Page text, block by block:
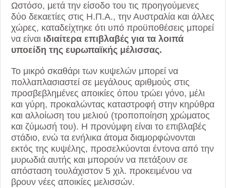
Ωστόσο, μετά την είσοδο του τις προηγούμενες
δύο δεκαετίες στις Η.Π.Α., την Αυστραλία και άλλες
χώρες, καταδείχτηκε ότι υπό προϋποθέσεις μπορεί
να είναι ιδιαίτερα επιβλαβές για τα λοιπά
υποείδη της ευρωπαϊκής μέλισσας.
Το μικρό σκαθάρι των κυψελών μπορεί να
πολλαπλασιαστεί σε μεγάλους αριθμούς στις
προσβεβλημένες αποικίες όπου τρώει γόνο, μέλι
και γύρη, προκαλώντας καταστροφή στην κηρύθρα
και αλλοίωση του μελιού (τροποποίηση χρώματος
και ζύμωσή του). Η προνύμφη είναι το επιβλαβές
στάδιο, ενώ τα ενήλικα άτομα διαμορφώνονται
εκτός της κυψέλης, προσελκύονται έντονα από την
μυρωδιά αυτής και μπορούν να πετάξουν σε
απόσταση τουλάχιστον 5 χιλ. προκειμένου να
βρουν νέες αποικίες μελισσών.